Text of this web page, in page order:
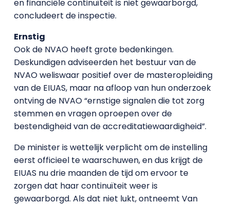
en financiële continuïteit is niet gewaarborgd,
concludeert de inspectie.
Ernstig
Ook de NVAO heeft grote bedenkingen.
Deskundigen adviseerden het bestuur van de
NVAO weliswaar positief over de masteropleiding
van de EIUAS, maar na afloop van hun onderzoek
ontving de NVAO “ernstige signalen die tot zorg
stemmen en vragen oproepen over de
bestendigheid van de accreditatiewaardigheid”.
De minister is wettelijk verplicht om de instelling
eerst officieel te waarschuwen, en dus krijgt de
EIUAS nu drie maanden de tijd om ervoor te
zorgen dat haar continuïteit weer is
gewaarborgd. Als dat niet lukt, ontneemt Van